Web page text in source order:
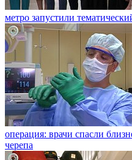
метро запустили
операция: врачи спасли
черепа